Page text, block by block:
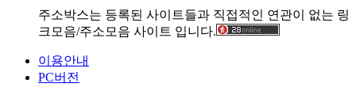
주소박스는 등록된 사이트들과 직접적인 연관이 없는 링
크모음/주소모음 사이트 입니다.
이용안내
PC버전